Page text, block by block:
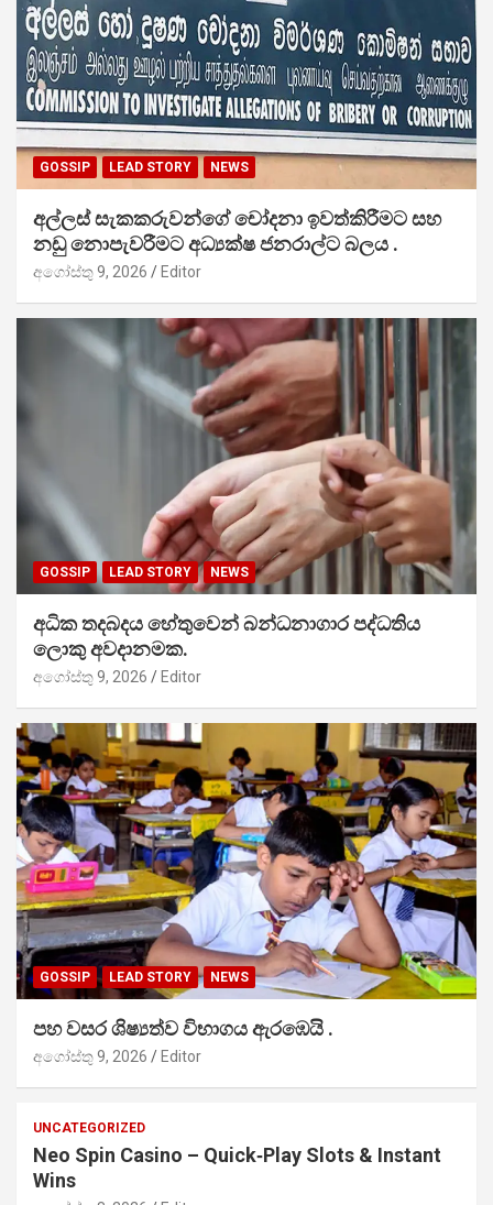
GOSSIP LEAD STORY NEWS
අල්ලස් සැකකරුවන්ගේ චෝදනා ඉවත්කිරීමට සහ
නඩු නොපැවරීමට අධ්‍යක්ෂ ජනරාල්ට බලය .
අගෝස්තු 9, 2026 Editor
GOSSIP LEAD STORY NEWS
අධික තදබදය හේතුවෙන් බන්ධනාගාර පද්ධතිය
ලොකු අවදානමක.
අගෝස්තු 9, 2026 Editor
GOSSIP LEAD STORY NEWS
පහ වසර ශිෂ්‍යත්ව විභාගය ඇරඹෙයි .
අගෝස්තු 9, 2026 Editor
UNCATEGORIZED
Neo Spin Casino – Quick‑Play Slots & Instant
Wins